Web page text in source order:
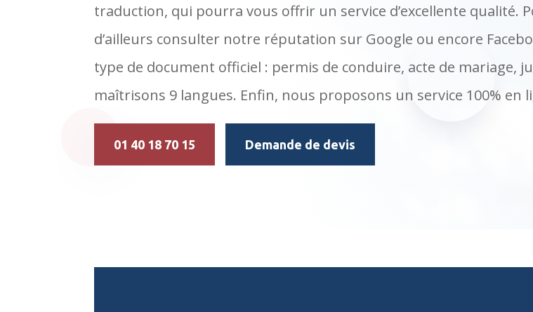
traduction, qui pourra vous offrir un service d’excellente qualité.
d’ailleurs consulter notre réputation sur Google ou encore
type de document officiel : permis de conduire, acte de mariage,
maîtrisons 9 langues. Enfin, nous proposons un service 100% en
01 40 18 70 15 Demande de devis